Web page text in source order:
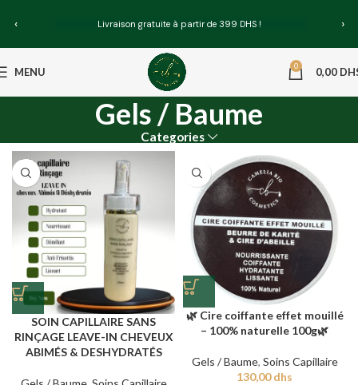
‹ Livraison gratuite à partir de 399 DHS ! ›
MENU 0 0,00
Gels / Baume
Categories
SOIN CAPILLAIRE SANS
RINÇAGE LEAVE-IN CHEVEUX
ABIMÉS & DESHYDRATÉS
🌿 Cire coiffante effet mouillé
– 100% naturelle 100g🌿
Gels / Baume, Soins Capillaire
130,00dhs